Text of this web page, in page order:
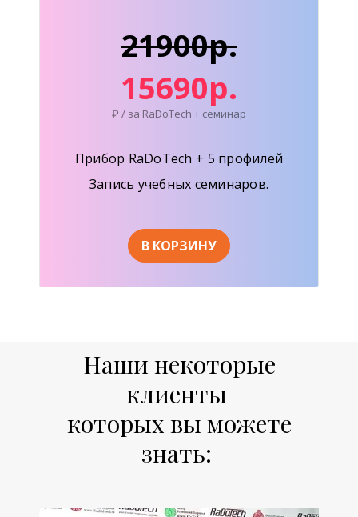
21900р.
15690р.
₽ / за RaDoTech + семинар
Прибор RaDoTech + 5 профилей
Запись учебных семинаров.
В КОРЗИНУ
Наши некоторые
клиенты
которых вы можете
знать: